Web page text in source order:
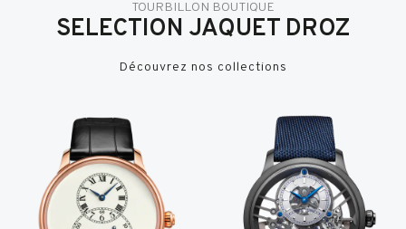
TOURBILLON BOUTIQUE
SELECTION JAQUET DROZ
Découvrez nos collections